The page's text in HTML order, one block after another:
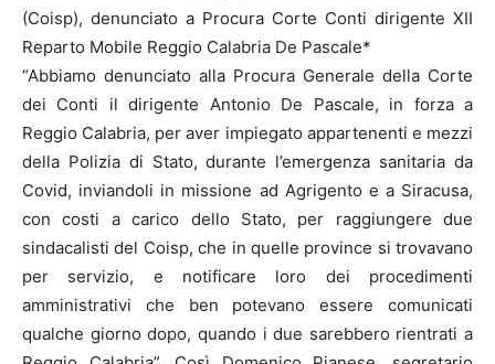
(Coisp), denunciato a Procura Corte Conti dirigente XII
Reparto Mobile Reggio Calabria De Pascale*
“Abbiamo denunciato alla Procura Generale della Corte
dei Conti il dirigente Antonio De Pascale, in forza a
Reggio Calabria, per aver impiegato appartenenti e mezzi
della Polizia di Stato, durante l’emergenza sanitaria da
Covid, inviandoli in missione ad Agrigento e a Siracusa,
con costi a carico dello Stato, per raggiungere due
sindacalisti del Coisp, che in quelle province si trovavano
per servizio, e notificare loro dei procedimenti
amministrativi che ben potevano essere comunicati
qualche giorno dopo, quando i due sarebbero rientrati a